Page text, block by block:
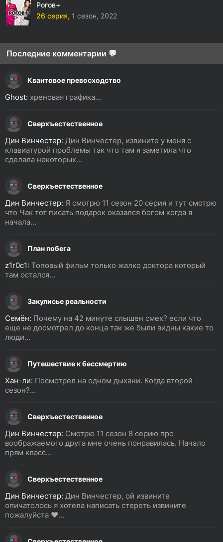
Рогов+
26 серия, 1 сезон, 2022
Последние комментарии 💬
Квантовое превосходство
Ghost: хреновая графика...
Сверхъестественное
Дин Винчестер: Дин Винчестер, извините у меня с
клавиатурой проблемы так что там я заметила что
сделала некоторых...
Сверхъестественное
Дин Винчестер: Я смотрю 11 сезон 20 серия и тут смотрю
что Чак тот писать подарок оказался богом когда я
начала...
План побега
z1r0c1: Топовый фильм только жалко доктора который
там остался...
Закулисье реальности
Семён: Почему на 42 минуте слышен смех? если что
еще не досмотрел до конца так же были видны какие то
люди...
Путешествие к бессмертию
Хан-ли: Посмотрел на одном дыхани. Когда второй
сезон?...
Сверхъестественное
Дин Винчестер: Смотрю 11 сезон 8 серию про
воображаемого друга мне очень понравилась. Начало
прям класс...
Сверхъестественное
Дин Винчестер: Дин Винчестер, ой извините
опичатолось я хотела написать стереть извините
пожалуйста ❤️...